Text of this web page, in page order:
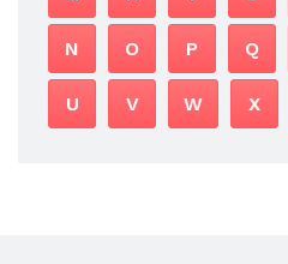
N O P Q
U V W X